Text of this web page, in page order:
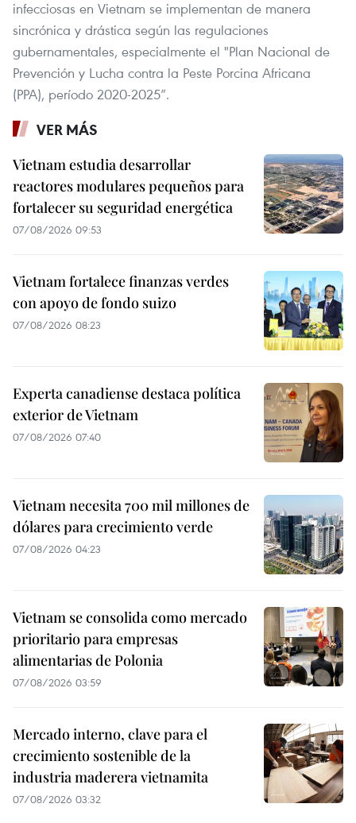
infecciosas en Vietnam se implementan de manera
sincrónica y drástica según las regulaciones
gubernamentales, especialmente el "Plan Nacional de
Prevención y Lucha contra la Peste Porcina Africana
(PPA), período 2020-2025”.
VER MÁS
Vietnam estudia desarrollar
reactores modulares pequeños para
fortalecer su seguridad energética
07/08/2026 09:53
Vietnam fortalece finanzas verdes
con apoyo de fondo suizo
07/08/2026 08:23
Experta canadiense destaca política
exterior de Vietnam
07/08/2026 07:40
Vietnam necesita 700 mil millones de
dólares para crecimiento verde
07/08/2026 04:23
Vietnam se consolida como mercado
prioritario para empresas
alimentarias de Polonia
07/08/2026 03:59
Mercado interno, clave para el
crecimiento sostenible de la
industria maderera vietnamita
07/08/2026 03:32